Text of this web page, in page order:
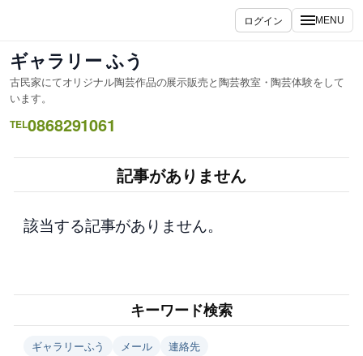
ス
キ
ッ
プ
ログイン MENU
ギャラリー ふう
古民家にてオリジナル陶芸作品の展示販売と陶芸教室・陶芸体験をして
います。
TEL0868291061
記事がありません
該当する記事がありません。
キーワード検索
ギャラリーふう メール 連絡先